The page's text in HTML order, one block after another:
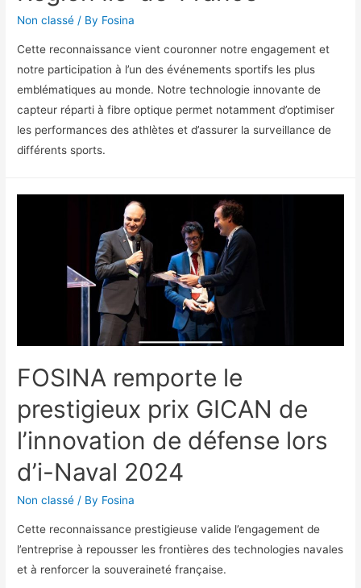
Non classé / By Fosina
Cette reconnaissance vient couronner notre engagement et
notre participation à l’un des événements sportifs les plus
emblématiques au monde. Notre technologie innovante de
capteur réparti à fibre optique permet notamment d’optimiser
les performances des athlètes et d’assurer la surveillance de
différents sports.
FOSINA remporte le
prestigieux prix GICAN de
l’innovation de défense lors
d’i-Naval 2024
Non classé / By Fosina
Cette reconnaissance prestigieuse valide l’engagement de
l’entreprise à repousser les frontières des technologies navales
et à renforcer la souveraineté française.